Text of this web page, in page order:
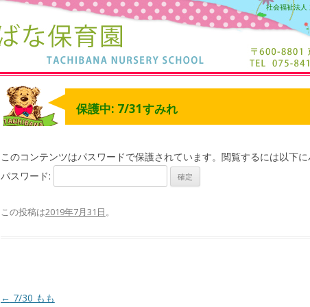
社会福祉法人
保護中: 7/31すみれ
このコンテンツはパスワードで保護されています。閲覧するには以下に
パスワード:
この投稿は2019年7月31日。
← 7/30 もも